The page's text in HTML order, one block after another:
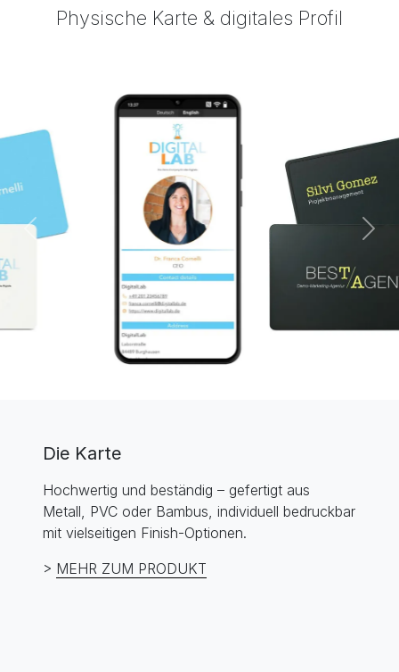
Physische Karte & digitales Profil
Previous
Die Karte
Hochwertig und beständig – gefertigt aus
Metall, PVC oder Bambus, individuell bedruckbar
mit vielseitigen Finish-Optionen.
> MEHR ZUM PRODUKT